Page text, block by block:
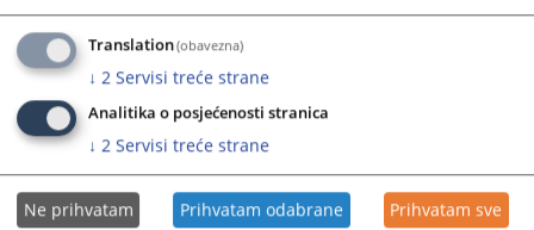
Izvještaj Ureda disciplinskog tužioca za 2021. godinu
Prikazana vijest je na: Bosanski jezik
Prateći dokumenti
UDT Godisnji izvjestaj 2021
Translation(obavezna)
↓ 2 Servisi treće strane
Analitika o posjećenosti stranica
↓ 2 Servisi treće strane
Ne prihvatam Prihvatam odabrane Prihvatam sve